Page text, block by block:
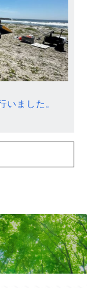
いました。